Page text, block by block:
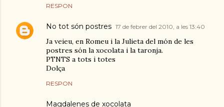
RESPON
No tot són postres 17 de febrer del 2010, a les 13:40
Ja veieu, en Romeu i la Julieta del món de les
postres són la xocolata i la taronja.
PTNTS a tots i totes
Dolça
RESPON
Magdalenes de xocolata